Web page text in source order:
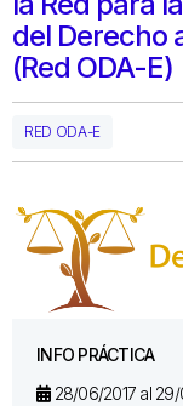
del Derecho
(Red ODA-E)
RED ODA-E
INFO PRÁCTICA
28/06/2017 al 29/